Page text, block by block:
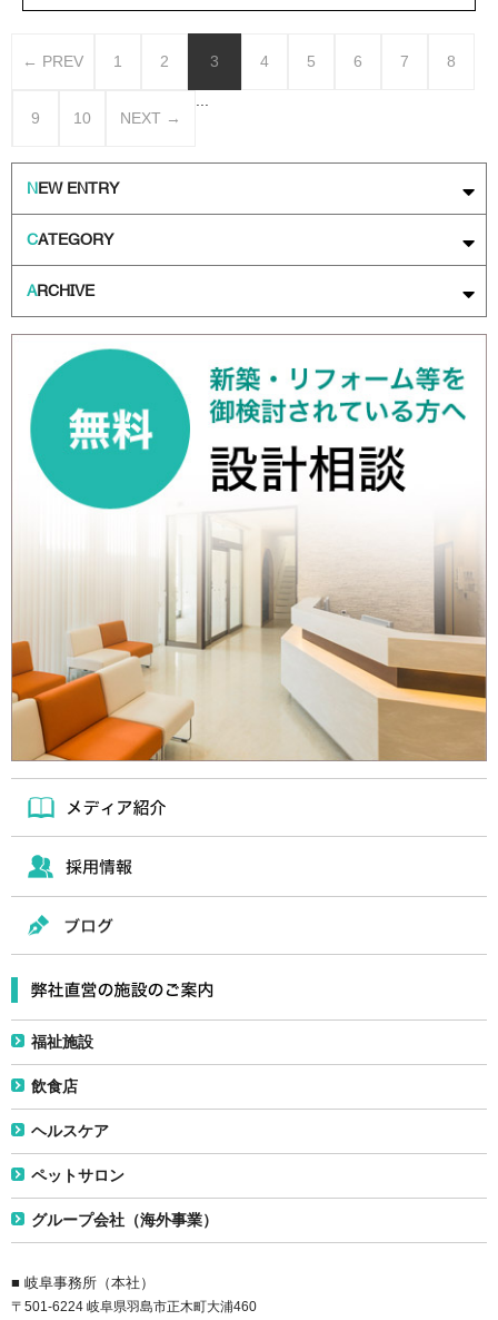
← PREV 1 2 3 4 5 6 7 8
9 10
...
NEXT →
NEW ENTRY
CATEGORY
ARCHIVE
福祉施設
飲食店
ヘルスケア
ペットサロン
グループ会社（海外事業）
■ 岐阜事務所（本社）
〒501-6224 岐阜県羽島市正木町大浦460